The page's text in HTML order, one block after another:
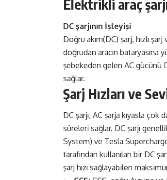
Elektrikli araç
DC şarjının İşleyişi
Doğru akım(DC) şarj, hızlı
doğrudan aracın bataryasına
şebekeden gelen AC gücünü
sağlar.
Şarj Hızları ve
DC şarjı, AC şarja kıyasla çok
süreleri sağlar. DC şarjı
System) ve Tesla
tarafından kullanılan bir DC
şarj hızı sağlayabilen